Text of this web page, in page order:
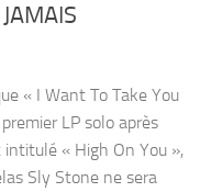
« I Want To Take You
LP solo après
« High On You »,
Sly Stone ne sera